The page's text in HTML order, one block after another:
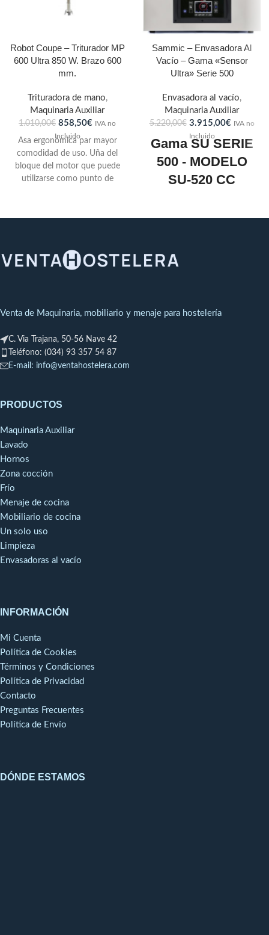
Robot Coupe – Triturador MP
600 Ultra 850 W. Brazo 600
mm.
Trituradora de mano,
Maquinaria Auxiliar
1.010,00€ 858,50€ IVA no
Incluido
Asa ergonómica par mayor
comodidad de uso. Uña del
bloque del motor que puede
utilizarse como punto de
manipulación.Nuevo sistema
más fácilmente y optimizar su
duración de vida útil. Cable de
de avería, la sustitución del
con revestimiento para
asegurar una higiene perfecta.
Afilado especialmente
gran rendimiento.Pie y cuchilla
dispositivo exclusivo patentado
por Robot-Coupe, para una
limpieza fácil, una higiene
perfecta y un mantenimiento
Robot-Coupe forma parte
del procedimiento
HACCP.Tubo, campana y
inoxidable para una larga vida
Sammic – Envasadora Al
Vacío – Gama «Sensor
Ultra» Serie 500
Envasadora al vacío,
Maquinaria Auxiliar
5.220,00€ 3.915,00€ IVA no
Incluido
Gama SU SERIE
500 - MODELO
SU-520 CC
forma alargada.
Venta de Maquinaria, mobiliario y menaje para hostelería
C. Via Trajana, 50-56 Nave 42
Teléfono: (034) 93 357 54 87
E-mail: info@ventahostelera.com
PRODUCTOS
Maquinaria Auxiliar
Lavado
Hornos
Zona cocción
Frío
Menaje de cocina
Mobiliario de cocina
Un solo uso
Limpieza
Envasadoras al vacío
INFORMACIÓN
Mi Cuenta
Política de Cookies
Términos y Condiciones
Política de Privacidad
Contacto
Preguntas Frecuentes
Política de Envío
DÓNDE ESTAMOS